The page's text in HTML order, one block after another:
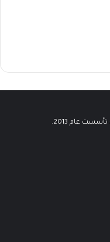
عام 2013.